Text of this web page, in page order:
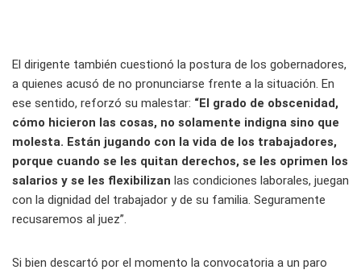
El dirigente también cuestionó la postura de los gobernadores,
a quienes acusó de no pronunciarse frente a la situación. En
ese sentido, reforzó su malestar: “El grado de obscenidad,
cómo hicieron las cosas, no solamente indigna sino que
molesta. Están jugando con la vida de los trabajadores,
porque cuando se les quitan derechos, se les oprimen los
salarios y se les flexibilizan las condiciones laborales, juegan
con la dignidad del trabajador y de su familia. Seguramente
recusaremos al juez”.
Si bien descartó por el momento la convocatoria a un paro